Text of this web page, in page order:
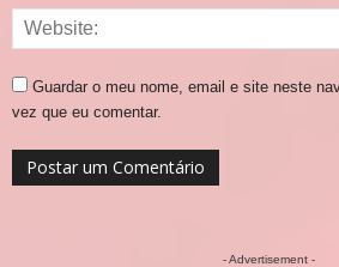
Guardar o meu nome, email e site neste
vez que eu comentar.
- Advertisement -